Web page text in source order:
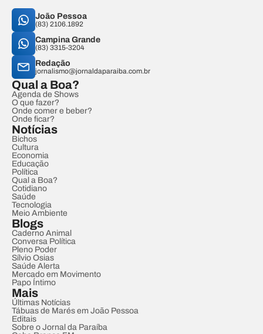
João Pessoa
(83) 2106.1892
Campina Grande
(83) 3315-3204
Redação
jornalismo@jornaldaparaiba.com.br
Qual a Boa?
Agenda de Shows
O que fazer?
Onde comer e beber?
Onde ficar?
Notícias
Bichos
Cultura
Economia
Educação
Política
Qual a Boa?
Cotidiano
Saúde
Tecnologia
Meio Ambiente
Blogs
Caderno Animal
Conversa Política
Pleno Poder
Sílvio Osias
Saúde Alerta
Mercado em Movimento
Papo Íntimo
Mais
Últimas Notícias
Tábuas de Marés em João Pessoa
Editais
Sobre o Jornal da Paraíba